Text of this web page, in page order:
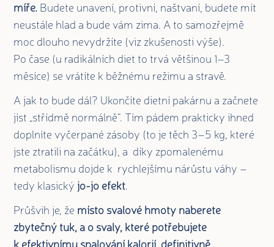
míře. Budete unavení, protivní, naštvaní, budete mít
neustále hlad a bude vám zima. A to samozřejmě
moc dlouho nevydržíte (viz zkušenosti výše).
Po čase (u radikálních diet to trvá většinou 1–3
měsíce) se vrátíte k běžnému režimu a stravě.
A jak to bude dál? Ukončíte dietní pakárnu a začnete
jíst „střídmě normálně“. Tím pádem prakticky ihned
doplníte vyčerpané zásoby (to je těch 3–5 kg, které
jste ztratili na začátku), a díky zpomalenému
metabolismu dojde k rychlejšímu nárůstu váhy –
tedy klasický jo-jo efekt.
Průšvih je, že místo svalové hmoty naberete
zbytečný tuk, a o svaly, které potřebujete
k efektivnímu spalování kalorií, definitivně